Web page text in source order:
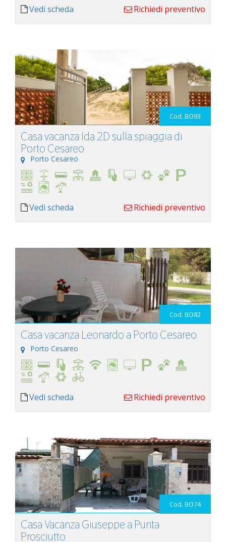
Vedi scheda Richiedi preventivo
Cod. BO93
Casa vacanza Ida 2D sulla spiaggia di
Porto Cesareo
Porto Cesareo
Vedi scheda Richiedi preventivo
Cod. BO82
Casa vacanza Leonardo a Porto Cesareo
Porto Cesareo
Vedi scheda Richiedi preventivo
Cod. BO74
Casa Vacanza Giuseppe a Punta
Prosciutto